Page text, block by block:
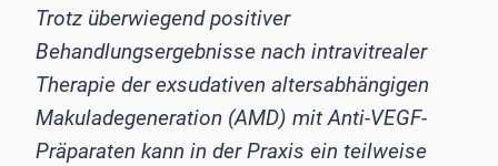
Trotz überwiegend positiver
Behandlungsergebnisse nach intravitrealer
Therapie der exsudativen altersabhängigen
Makuladegeneration (AMD) mit Anti-VEGF-
Präparaten kann in der Praxis ein teilweise